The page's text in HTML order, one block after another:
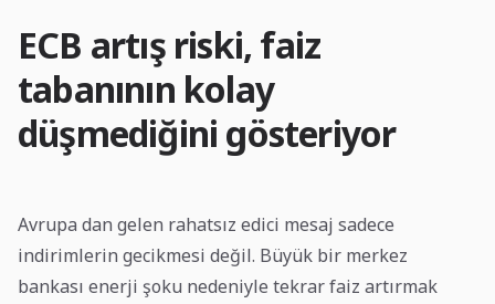
ECB artış riski, faiz
tabanının kolay
düşmediğini gösteriyor
Avrupa dan gelen rahatsız edici mesaj sadece
indirimlerin gecikmesi değil. Büyük bir merkez
bankası enerji şoku nedeniyle tekrar faiz artırmak